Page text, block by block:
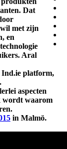
Dat
met zijn
en
Aral
Ind.ie platform,
aspecten
wordt waarom
in Malmö.